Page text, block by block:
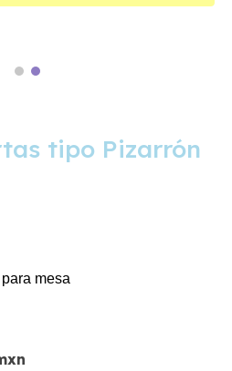
tipo Pizarrón
mesa